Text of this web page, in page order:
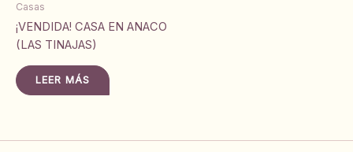
Casas
¡VENDIDA! CASA EN ANACO
(LAS TINAJAS)
LEER MÁS